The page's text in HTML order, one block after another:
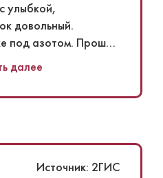
улыбкой,
довольный.
под азотом. Прошло
смотрела
Спасибо вам!
далее
Источник: 2ГИС